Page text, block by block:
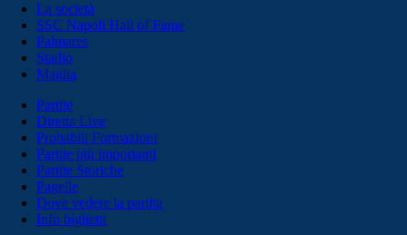
La società
SSC Napoli Hall of Fame
Palmares
Stadio
Maglia
Partite
Diretta Live
Probabili Formazioni
Partite più importanti
Partite Storiche
Pagelle
Dove vedere la partita
Info biglietti